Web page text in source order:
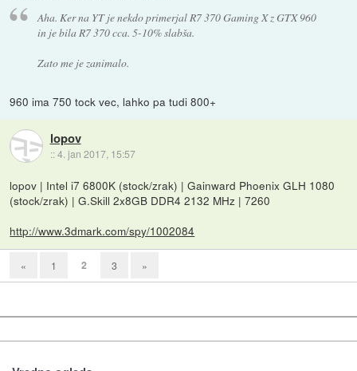
Aha. Ker na YT je nekdo primerjal R7 370 Gaming X z GTX 960
in je bila R7 370 cca. 5-10% slabša.
Zato me je zanimalo.
960 ima 750 tock vec, lahko pa tudi 800+
lopov
::4. jan 2017, 15:57
lopov | Intel i7 6800K (stock/zrak) | Gainward Phoenix GLH 1080
(stock/zrak) | G.Skill 2x8GB DDR4 2132 MHz | 7260
http://www.3dmark.com/spy/1002084
« 1 2 3 »